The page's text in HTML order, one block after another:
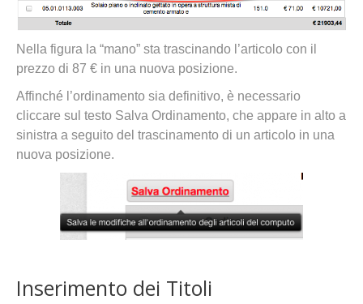
Nella figura la “mano” sta trascinando l’articolo con il
prezzo di 87 € in una nuova posizione.
Affinché l’ordinamento sia definitivo, è necessario
cliccare sul testo Salva Ordinamento, che appare in alto a
sinistra a seguito del trascinamento di un articolo in una
nuova posizione.
Inserimento dei Titoli